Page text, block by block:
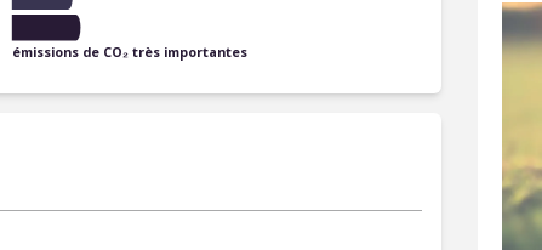
émissions de CO₂ très importantes